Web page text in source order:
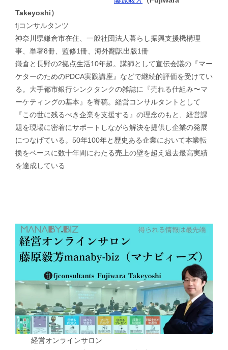
Takeyoshi）
fjコンサルタンツ
神奈川県鎌倉市在住、一般社団法人暮らし振興支援機構理
事、単著8冊、監修1冊、海外翻訳出版1冊
鎌倉と長野の2拠点生活10年超。講師として宣伝会議の『マー
ケターのためのPDCA実践講座』などで継続的評価を受けてい
る。大手都市銀行シンクタンクの雑誌に『売れる仕組み〜マ
ーケティングの基本』を寄稿。経営コンサルタントとして
『この世に残るべき企業を支援する』の理念のもと、経営課
題を現場に密着にサポートしながら解決を提供し企業の発展
につなげている。50年100年と歴史ある企業において本業転
換をベースに数十年間にわたる売上の壁を超え過去最高実績
を達成している
経営オンラインサロン